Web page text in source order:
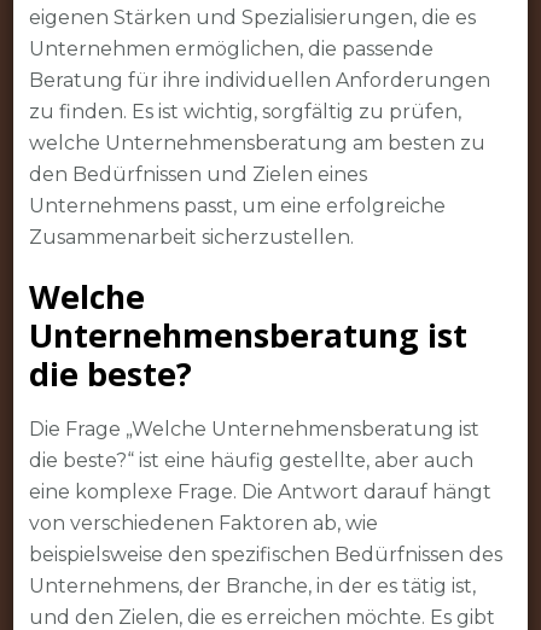
eigenen Stärken und Spezialisierungen, die es
Unternehmen ermöglichen, die passende
Beratung für ihre individuellen Anforderungen
zu finden. Es ist wichtig, sorgfältig zu prüfen,
welche Unternehmensberatung am besten zu
den Bedürfnissen und Zielen eines
Unternehmens passt, um eine erfolgreiche
Zusammenarbeit sicherzustellen.
Welche
Unternehmensberatung ist
die beste?
Die Frage „Welche Unternehmensberatung ist
die beste?“ ist eine häufig gestellte, aber auch
eine komplexe Frage. Die Antwort darauf hängt
von verschiedenen Faktoren ab, wie
beispielsweise den spezifischen Bedürfnissen des
Unternehmens, der Branche, in der es tätig ist,
und den Zielen, die es erreichen möchte. Es gibt